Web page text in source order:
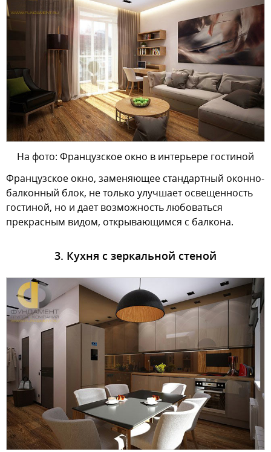
На фото: Французское окно в интерьере гостиной
Французское окно, заменяющее стандартный оконно-
балконный блок, не только улучшает освещенность
гостиной, но и дает возможность любоваться
прекрасным видом, открывающимся с балкона.
3. Кухня с зеркальной стеной